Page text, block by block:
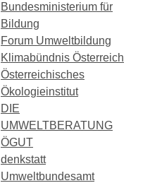
Bundesministerium für
Bildung
Forum Umweltbildung
Klimabündnis Österreich
Österreichisches
Ökologieinstitut
DIE
UMWELTBERATUNG
ÖGUT
denkstatt
Umweltbundesamt